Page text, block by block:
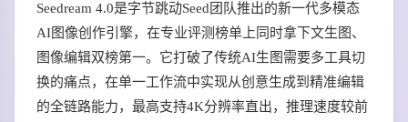
Seedream 4.0是字节跳动Seed团队推出的新一代多模态
AI图像创作引擎，在专业评测榜单上同时拿下文生图、
图像编辑双榜第一。它打破了传统AI生图需要多工具切
换的痛点，在单一工作流中实现从创意生成到精准编辑
的全链路能力，最高支持4K分辨率直出，推理速度较前